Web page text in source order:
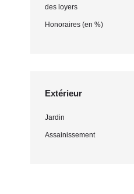
des loyers
Honoraires (en %)
Extérieur
Jardin
Assainissement